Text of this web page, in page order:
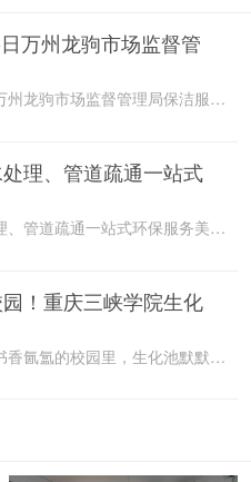
万州龙驹市场监督管
2026年4月15日万州龙驹市场监督管理局保洁服务由重庆美
理、管道疏通一站式
美万家：污水处理、管道疏通一站式环保服务美万家公司，
！重庆三峡学院生化
在重庆三峡学院书香氤氲的校园里，生化池默默承载着污水